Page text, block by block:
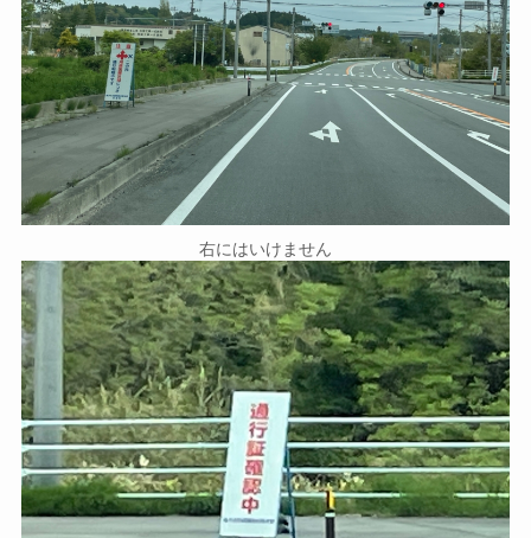
右にはいけません